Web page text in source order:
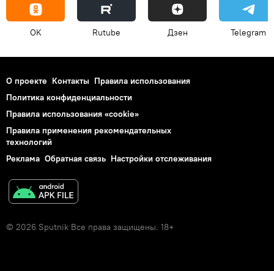
OK Rutube Дзен Telegram
О проекте Контакты Правила использования
Политика конфиденциальности
Правила использования «cookie»
Правила применения рекомендательных
технологий
Реклама Обратная связь Настройки отслеживания
© 2026 Sputnik Все права защищены. 18+